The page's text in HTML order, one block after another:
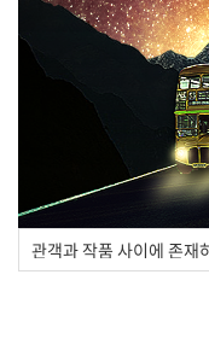
관객과 작품 사이에 존재